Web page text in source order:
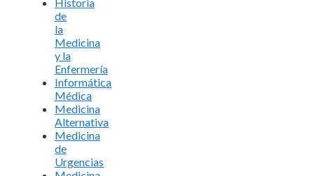
Historia
de
la
Medicina
y la
Enfermería
Informática
Médica
Medicina
Alternativa
Medicina
de
Urgencias